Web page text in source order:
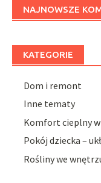
NAJNOWSZE
KATEGORIE
Dom i remont
Inne tematy
Komfort cieplny
Pokój dziecka –
Rośliny we